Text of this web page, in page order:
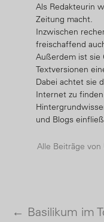
Als Redakteurin
Zeitung macht.
Inzwischen
freischaffend
Außerdem ist sie
Textversionen
Dabei achtet sie
Internet zu
und Blogs
Alle Beiträge
← Basilikum im